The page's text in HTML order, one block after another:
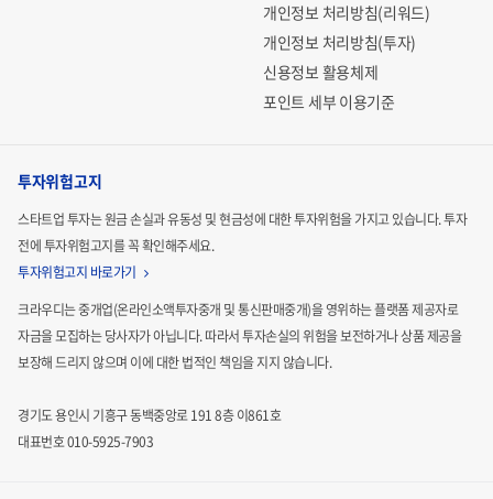
개인정보 처리방침(리워드)
개인정보 처리방침(투자)
신용정보 활용체제
포인트 세부 이용기준
투자위험고지
스타트업 투자는 원금 손실과 유동성 및 현금성에 대한 투자위험을 가지고 있습니다.투자
전에 투자위험고지를 꼭 확인해주세요.
투자위험고지 바로가기
크라우디는 중개업(온라인소액투자중개 및 통신판매중개)을 영위하는 플랫폼 제공자로
자금을 모집하는당사자가 아닙니다. 따라서 투자손실의 위험을 보전하거나 상품 제공을
보장해 드리지 않으며 이에 대한 법적인 책임을 지지 않습니다.
경기도 용인시 기흥구 동백중앙로 191 8층 이861호
대표번호 010-5925-7903